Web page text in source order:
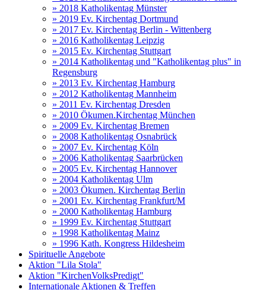
» 2018 Katholikentag Münster
» 2019 Ev. Kirchentag Dortmund
» 2017 Ev. Kirchentag Berlin - Wittenberg
» 2016 Katholikentag Leipzig
» 2015 Ev. Kirchentag Stuttgart
» 2014 Katholikentag und "Katholikentag plus" in
Regensburg
» 2013 Ev. Kirchentag Hamburg
» 2012 Katholikentag Mannheim
» 2011 Ev. Kirchentag Dresden
» 2010 Ökumen.Kirchentag München
» 2009 Ev. Kirchentag Bremen
» 2008 Katholikentag Osnabrück
» 2007 Ev. Kirchentag Köln
» 2006 Katholikentag Saarbrücken
» 2005 Ev. Kirchentag Hannover
» 2004 Katholikentag Ulm
» 2003 Ökumen. Kirchentag Berlin
» 2001 Ev. Kirchentag Frankfurt/M
» 2000 Katholikentag Hamburg
» 1999 Ev. Kirchentag Stuttgart
» 1998 Katholikentag Mainz
» 1996 Kath. Kongress Hildesheim
Spirituelle Angebote
Aktion "Lila Stola"
Aktion "KirchenVolksPredigt"
Internationale Aktionen & Treffen